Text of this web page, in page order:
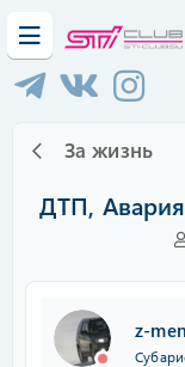
За жизнь
ДТП,
z-men